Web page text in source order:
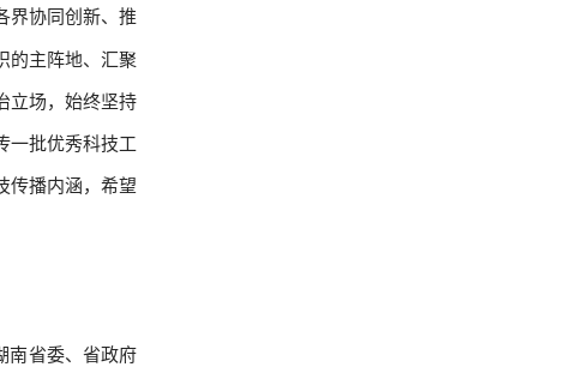
界协同创新、推
的主阵地、汇聚
立场，始终坚持
一批优秀科技工
传播内涵，希望
南省委、省政府